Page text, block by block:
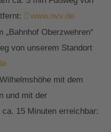
www.nvv.de
„Bahnhof Oberzwehren“
von unserem Standort
mit dem
und mit der
15 Minuten erreichbar: